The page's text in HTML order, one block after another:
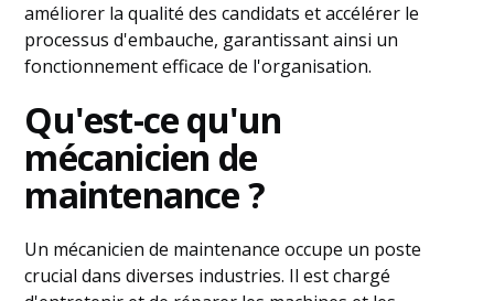
améliorer la qualité des candidats et accélérer le
processus d'embauche, garantissant ainsi un
fonctionnement efficace de l'organisation.
Qu'est-ce qu'un
mécanicien de
maintenance ?
Un mécanicien de maintenance occupe un poste
crucial dans diverses industries. Il est chargé